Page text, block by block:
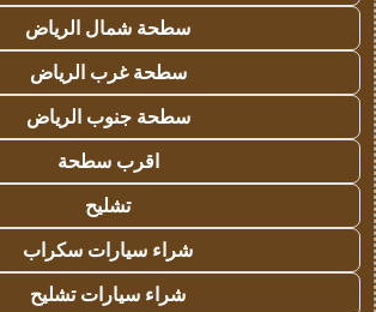
سطحة شمال الرياض
سطحة غرب الرياض
سطحة جنوب الرياض
اقرب سطحة
تشليح
شراء سيارات سكراب
شراء سيارات تشليح